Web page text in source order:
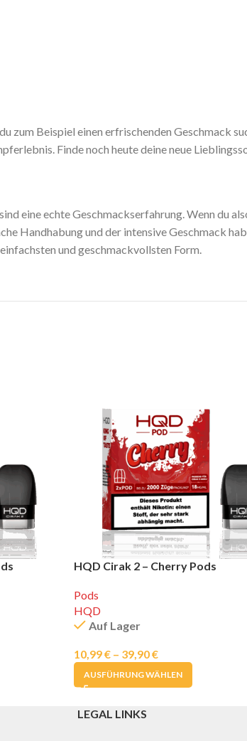
zum Beispiel einen erfrischenden Geschmack
Finde noch heute deine neue
eine echte Geschmackserfahrung. Wenn du
Handhabung und der intensive Geschmack
und geschmackvollsten Form.
HQD Cirak 2 – Cherry Pods
Pods
HQD
Auf Lager
10,99€ – 39,90€
AUSFÜHRUNG WÄHLEN
LEGAL LINKS